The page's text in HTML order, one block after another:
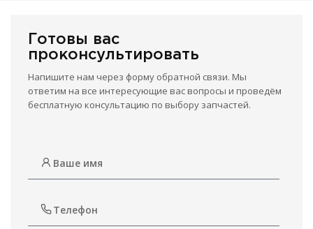
Готовы вас
проконсультировать
Напишите нам через форму обратной связи. Мы
ответим на все интересующие вас вопросы и проведём
бесплатную консультацию по выбору запчастей.